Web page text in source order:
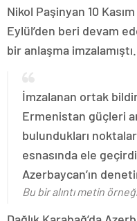
Nikol Paşinyan 10
Eylül’den beri devam
bir anlaşma imzalamıştı.
İmzalanan ortak
Ermenistan güçleri
bulundukları
esnasında ele
Azerbaycan’ın
Bu bir alıntı metin